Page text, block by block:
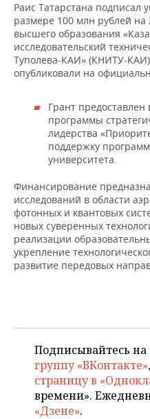
ВОЛЕЙБОЛ
КИБЕРСПОРТ
ВОДНЫЕ ВИДЫ СПОРТА
ХОККЕЙ С МЯЧОМ
ИСТОРИЯ
КУЛЬТУРА
ОБРАЗОВАНИЕ
ПРОИСШЕСТВИЯ
СПИСОК ПЕРСОН
СПИСОК КОМПАНИЙ
ПОЛНАЯ ВЕРСИЯ
Раис Татарстана подписал
размере 100 млн рублей на
высшего образования
исследовательский
Туполева-КАИ» (КНИТУ-
опубликовали на
Грант
программы
лидерства
поддержку
университета.
Финансирование
исследований в области
фотонных и квантовых
новых суверенных
реализации
укрепление
развитие передовых
Подписывайтесь на
группу «ВКонтакте»,
страницу в
времени».
«Дзене».